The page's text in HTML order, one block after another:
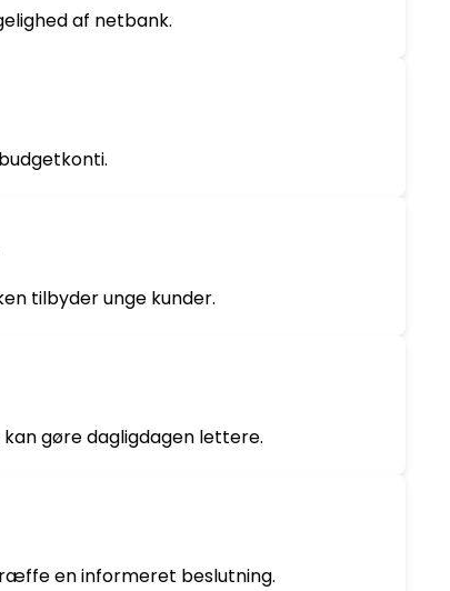
af netbank.
tilbyder unge kunder.
gøre dagligdagen lettere.
en informeret beslutning.